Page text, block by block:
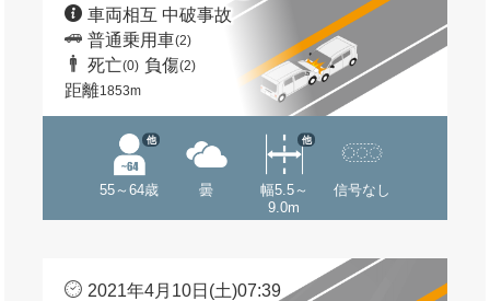
車両相互 中破事故
普通乗用車(2)
死亡(0) 負傷(2)
距離1853m
55～64歳
他
曇
幅5.5～
9.0m
他
信号なし
2021年4月10日(土)07:39